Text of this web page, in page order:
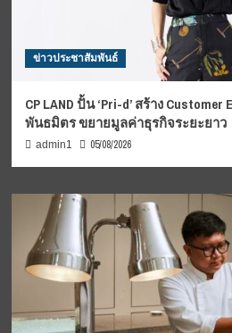
ข่าวประชาสัมพันธ์
CP LAND ปั้น ‘Pri-d’ สร้าง
พันธมิตร ขยายมูลค่าธุรกิจระยะยาว
admin1 05/08/2026